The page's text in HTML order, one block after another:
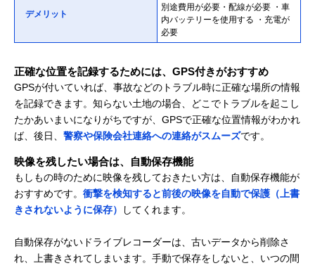
デメリット
別途費用が必要・配線が必要 ・車
内バッテリーを使用する ・充電が
必要
正確な位置を記録するためには、GPS付きがおすすめ
GPSが付いていれば、事故などのトラブル時に正確な場所の情報
を記録できます。知らない土地の場合、どこでトラブルを起こし
たかあいまいになりがちですが、GPSで正確な位置情報がわかれ
ば、後日、 警察や保険会社連絡への連絡がスムーズです。
映像を残したい場合は、自動保存機能
もしもの時のために映像を残しておきたい方は、自動保存機能が
おすすめです。 衝撃を検知すると前後の映像を自動で保護（上書
きされないように保存）
してくれます。
自動保存がないドライブレコーダーは、古いデータから削除さ
れ、上書きされてしまいます。手動で保存をしないと、いつの間